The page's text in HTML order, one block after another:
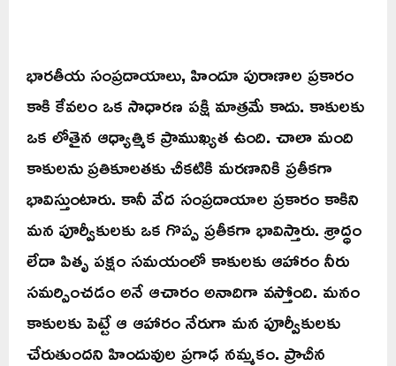
భారతీయ సంప్రదాయాలు, హిందూ పురాణాల ప్రకారం
కాకి కేవలం ఒక సాధారణ పక్షి మాత్రమే కాదు. కాకులకు
ఒక లోతైన ఆధ్యాత్మిక ప్రాముఖ్యత ఉంది. చాలా మంది
కాకులను ప్రతికూలతకు చీకటికి మరణానికి ప్రతీకగా
భావిస్తుంటారు. కానీ వేద సంప్రదాయాల ప్రకారం కాకిని
మన పూర్వీకులకు ఒక గొప్ప ప్రతీకగా భావిస్తారు. శ్రాద్ధం
లేదా పితృ పక్షం సమయంలో కాకులకు ఆహారం నీరు
సమర్పించడం అనే ఆచారం అనాదిగా వస్తోంది. మనం
కాకులకు పెట్టే ఆ ఆహారం నేరుగా మన పూర్వీకులకు
చేరుతుందని హిందువుల ప్రగాఢ నమ్మకం. ప్రాచీన